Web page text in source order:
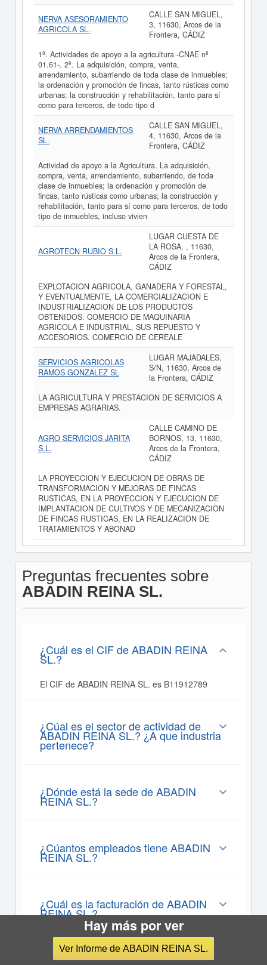
NERVA ASESORAMIENTO
AGRICOLA SL.
CALLE SAN MIGUEL,
3, 11630, Arcos de la
Frontera, CÁDIZ
1º. Actividades de apoyo a la agricultura -CNAE nº
01.61-. 2º. La adquisición, compra, venta,
arrendamiento, subarriendo de toda clase de inmuebles;
la ordenación y promoción de fincas, tanto rústicas como
urbanas; la construcción y rehabilitación, tanto para sí
como para terceros, de todo tipo d
NERVA ARRENDAMIENTOS
SL.
CALLE SAN MIGUEL,
4, 11630, Arcos de la
Frontera, CÁDIZ
Actividad de apoyo a la Agricultura. La adquisición,
compra, venta, arrendamiento, subarriendo, de toda
clase de inmuebles; la ordenación y promoción de
fincas, tanto rústicas como urbanas; la construcción y
rehabilitación, tanto para sí como para terceros, de todo
tipo de inmuebles, incluso vivien
AGROTECN RUBIO S.L.
LUGAR CUESTA DE
LA ROSA, , 11630,
Arcos de la Frontera,
CÁDIZ
EXPLOTACION AGRICOLA, GANADERA Y FORESTAL,
Y EVENTUALMENTE, LA COMERCIALIZACION E
INDUSTRIALIZACION DE LOS PRODUCTOS
OBTENIDOS. COMERCIO DE MAQUINARIA
AGRICOLA E INDUSTRIAL, SUS REPUESTO Y
ACCESORIOS. COMERCIO DE CEREALE
SERVICIOS AGRICOLAS
RAMOS GONZALEZ SL
LUGAR MAJADALES,
S/N, 11630, Arcos de
la Frontera, CÁDIZ
LA AGRICULTURA Y PRESTACION DE SERVICIOS A
EMPRESAS AGRARIAS.
AGRO SERVICIOS JARITA
S.L.
CALLE CAMINO DE
BORNOS, 13, 11630,
Arcos de la Frontera,
CÁDIZ
LA PROYECCION Y EJECUCION DE OBRAS DE
TRANSFORMACION Y MEJORAS DE FINCAS
RUSTICAS, EN LA PROYECCION Y EJECUCION DE
IMPLANTACION DE CULTIVOS Y DE MECANIZACION
DE FINCAS RUSTICAS, EN LA REALIZACION DE
TRATAMIENTOS Y ABONAD
Preguntas frecuentes sobre
ABADIN REINA SL.
¿Cuál es el CIF de ABADIN REINA
SL.?
El CIF de ABADIN REINA SL. es B11912789
¿Cúal es el sector de actividad de
ABADIN REINA SL.? ¿A que industria
pertenece?
¿Dónde está la sede de ABADIN
REINA SL.?
¿Cúantos empleados tiene ABADIN
REINA SL.?
¿Cuál es la facturación de ABADIN
REINA SL.?
Hay más por ver
Ver Informe de ABADIN REINA SL.